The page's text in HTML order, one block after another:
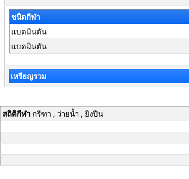
ชนิดกีฬา
แบดมินตัน
แบดมินตัน
เหรียญรวม
สถิติกีฬากรีฑา , ว่ายน้ำ , ยิงปืน